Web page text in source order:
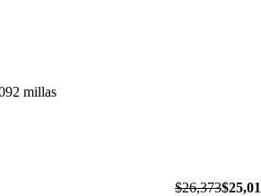
millas
$26,373